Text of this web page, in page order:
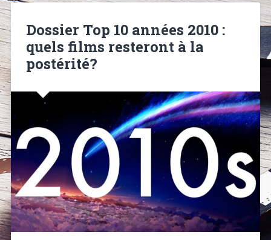
Dossier Top 10 années 2010 :
quels films resteront à la
postérité?